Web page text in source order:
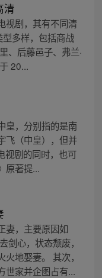
清
视剧，其有不同清
多样，包括商战
、后藤邑子、弗兰·
20...
皇，分别指的是南
飞（中皇），但并
视剧的同时，也可
原著提...
妻，主要原因如
剑心，状态颓废，
地娶妻。 其次，
世家并企图占有...